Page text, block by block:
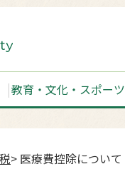
教育・文化・スポーツ
> 医療費控除について